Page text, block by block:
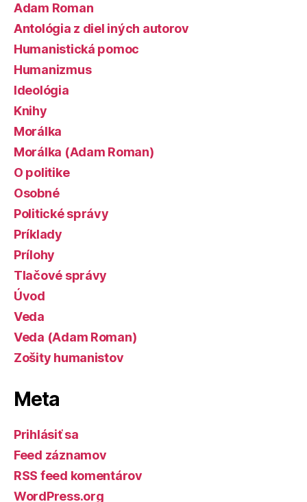
Adam Roman
Antológia z diel iných autorov
Humanistická pomoc
Humanizmus
Ideológia
Knihy
Morálka
Morálka (Adam Roman)
O politike
Osobné
Politické správy
Príklady
Prílohy
Tlačové správy
Úvod
Veda
Veda (Adam Roman)
Zošity humanistov
Meta
Prihlásiť sa
Feed záznamov
RSS feed komentárov
WordPress.org